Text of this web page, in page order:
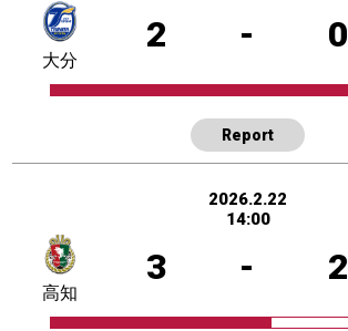
2 - 0
大分
Report
2026.2.22
14:00
3 - 2
高知